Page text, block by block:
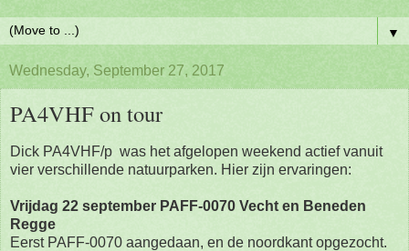
▼
Wednesday, September 27, 2017
PA4VHF on tour
Dick PA4VHF/p was het afgelopen weekend actief vanuit
vier verschillende natuurparken. Hier zijn ervaringen:
Vrijdag 22 september PAFF-0070 Vecht en Beneden
Regge
Eerst PAFF-0070 aangedaan, en de noordkant opgezocht.